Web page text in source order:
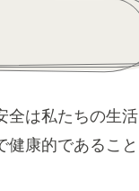
全は私たちの生活
健康的であること